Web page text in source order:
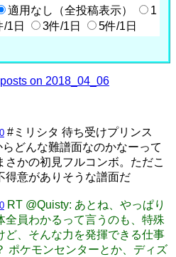
適用なし（全投稿表示）
1
/1日
3件/1日 5件/1日
on 2018_04_06
#ミリシタ 待ち受けプリンス
どんな難譜面なのかなーって
さかの初見フルコンボ。ただこ
得意がありそうな譜面だ
RT @Quisty: あとね、やっぱり
全員わかるって言うのも、特殊
ど、そんな力を発揮できる仕事
ポケモンセンターとか、ディズ